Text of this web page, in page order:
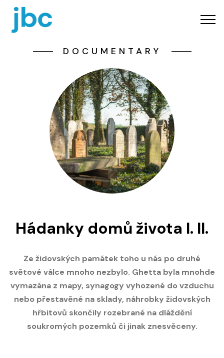
DOCUMENTARY
Hádanky domů života I. II.
Ze židovských památek toho u nás po druhé
světové válce mnoho nezbylo. Ghetta byla mnohde
vymazána z mapy, synagogy vyhozené do vzduchu
nebo přestavěné na sklady, náhrobky židovských
hřbitovů skončily rozebrané na dláždění
soukromých pozemků či jinak znesvěceny.